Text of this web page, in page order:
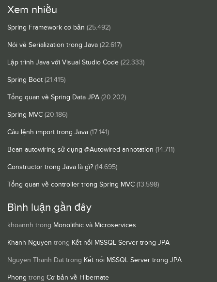
Xem nhiều
Spring Framework cơ bản (25.492)
Nói về Serialization trong Java (22.617)
Lập trình Java với Visual Studio Code (22.333)
Spring Boot (21.415)
Tổng quan về Spring Data JPA (20.202)
Spring MVC (20.186)
Câu lệnh import trong Java (17.141)
Bean autowiring sử dụng @Autowired annotation (14.711)
Constructor trong Java là gì? (14.695)
Tổng quan về controller trong Spring MVC (13.598)
Bình luận gần đây
khoannh trong Monolithic và Microservices
Khanh Nguyen trong Kết nối MSSQL Server trong JPA
Nguyen Thanh Dat trong Kết nối MSSQL Server trong JPA
Phong trong Cơ bản về Hibernate